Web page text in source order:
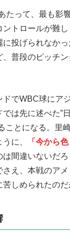
たって、最も影
トロールが難し
に投げられなか
、普段のピッチ
ドでWBC球にア
では先に述べた”
ことになる。里
に、
「今から
は間違いないだ
さえ、本戦のア
しめられたのだ